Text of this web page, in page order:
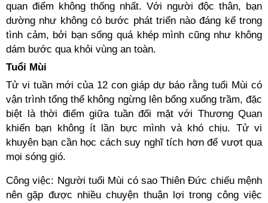
quan điểm không thống nhất. Với người độc thân, bạn
dường như không có bước phát triển nào đáng kể trong
tình cảm, bởi bạn sống quá khép mình cũng như không
dám bước qua khỏi vùng an toàn.
Tuổi Mùi
Tử vi tuần mới của 12 con giáp dự báo rằng tuổi Mùi có
vận trình tổng thể không ngừng lên bổng xuống trầm, đặc
biệt là thời điểm giữa tuần đối mặt với Thương Quan
khiến bạn không ít lần bực mình và khó chịu. Tử vi
khuyên bạn cần học cách suy nghĩ tích hơn để vượt qua
mọi sóng gió.
Công việc: Người tuổi Mùi có sao Thiên Đức chiếu mệnh
nên gặp được nhiều chuyện thuận lợi trong công việc